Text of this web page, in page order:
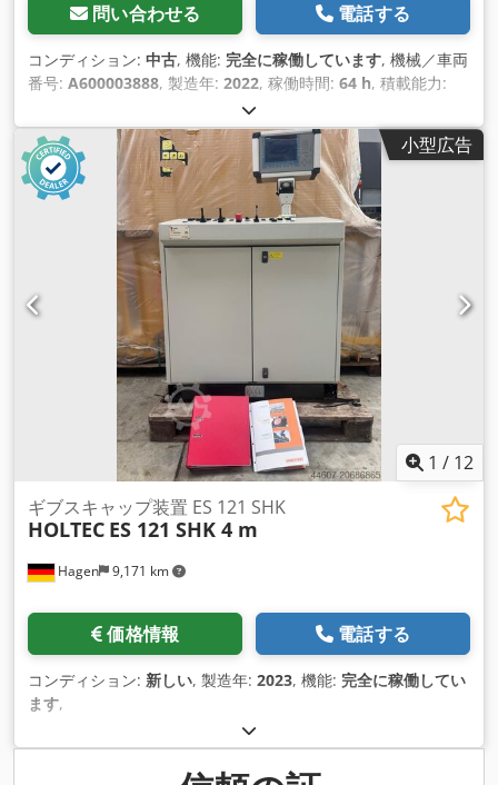
問い合わせる 電話する
コンディション: 中古, 機能: 完全に稼働しています, 機械／車両
番号: A600003888, 製造年: 2022, 稼働時間: 64 h, 積載能力:
3,660 mm
ッテリー電圧:24 V, 総重量:863 kg（キログラム）, 装備:CEマ
ーキング
小型広告
1 / 12
Hagen 9,171 km
ギブスキャップ装置 ES 121 SHK
HOLTEC ES 121 SHK 4 m
価格情報 電話する
コンディション: 新しい, 製造年: 2023, 機能: 完全に稼働してい
ます,